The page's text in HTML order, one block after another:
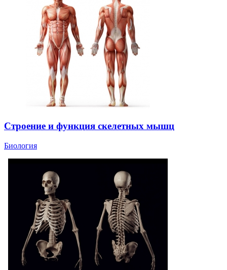
Строение и функция скелетных мышц
Биология